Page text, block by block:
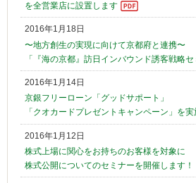
を全営業店に設置します
2016年1月18日
〜地方創生の実現に向けて京都府と連携〜
「『海の京都』訪日インバウンド誘客戦略セ
2016年1月14日
京銀フリーローン「グッドサポート」
「クオカードプレゼントキャンペーン」を実
2016年1月12日
株式上場に関心をお持ちのお客様を対象に
株式公開についてのセミナーを開催します！